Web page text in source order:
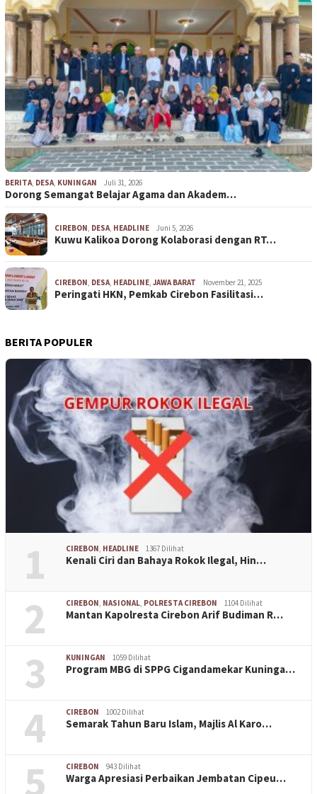
BERITA, DESA, KUNINGAN Juli 31, 2026
Dorong Semangat Belajar Agama dan Akadem…
CIREBON, DESA, HEADLINE Juni 5, 2026
Kuwu Kalikoa Dorong Kolaborasi dengan RT…
CIREBON, DESA, HEADLINE, JAWA BARAT November 21, 2025
Peringati HKN, Pemkab Cirebon Fasilitasi…
BERITA POPULER
1 CIREBON, HEADLINE 1367 Dilihat
Kenali Ciri dan Bahaya Rokok Ilegal, Hin…
2 CIREBON, NASIONAL, POLRESTA CIREBON 1104 Dilihat
Mantan Kapolresta Cirebon Arif Budiman R…
3 KUNINGAN 1059 Dilihat
Program MBG di SPPG Cigandamekar Kuninga…
4 CIREBON 1002 Dilihat
Semarak Tahun Baru Islam, Majlis Al Karo…
5 CIREBON 943 Dilihat
Warga Apresiasi Perbaikan Jembatan Cipeu…